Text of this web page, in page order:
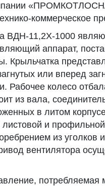
коммерческое
ВДН-11,2Х-1000
аппарат,
Крыльчатка
или вперед
колесо
из вала,
в литом
листовой и
из уголков
вентилятора